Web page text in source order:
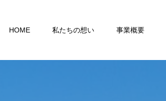
HOME 私たちの想い 事業概要